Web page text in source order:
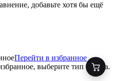
добавьте хотя бы ещё
Перейти в избранное
выберите тип товара.